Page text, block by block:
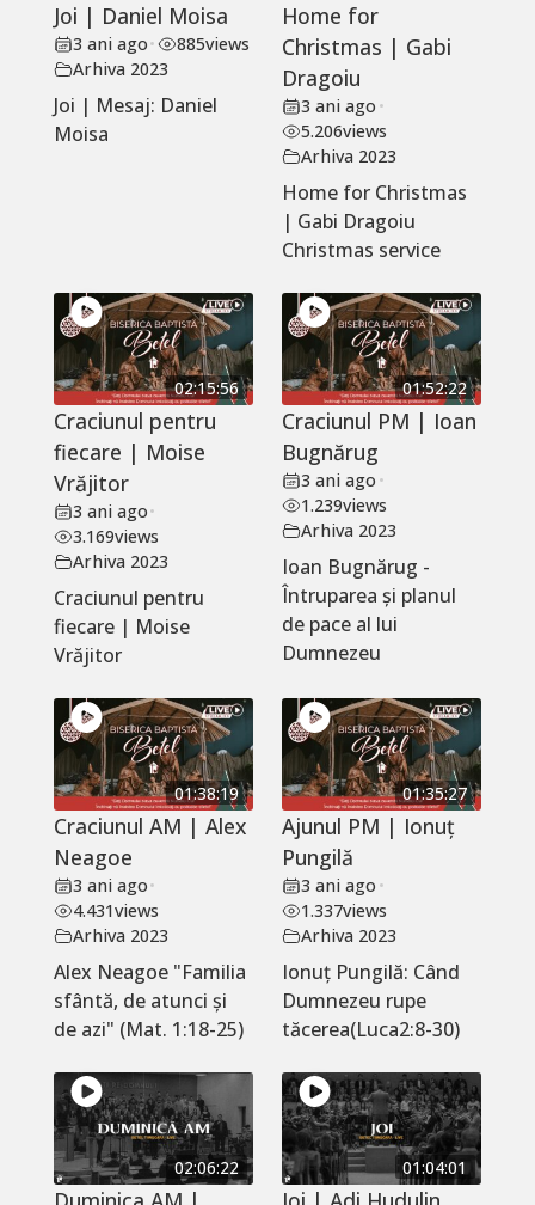
Joi | Daniel Moisa
3 ani ago• 885views
Arhiva 2023
Joi | Mesaj: Daniel
Moisa
Home for
Christmas | Gabi
Dragoiu
3 ani ago •
5.206views
Arhiva 2023
Home for Christmas
| Gabi Dragoiu
Christmas service
02:15:56
Craciunul pentru
fiecare | Moise
Vrăjitor
3 ani ago•
3.169views
Arhiva 2023
Craciunul pentru
fiecare | Moise
Vrăjitor
01:52:22
Craciunul PM | Ioan
Bugnărug
3 ani ago •
1.239views
Arhiva 2023
Ioan Bugnărug -
Întruparea și planul
de pace al lui
Dumnezeu
01:38:19
Craciunul AM | Alex
Neagoe
3 ani ago•
4.431views
Arhiva 2023
Alex Neagoe "Familia
sfântă, de atunci și
de azi" (Mat. 1:18-25)
01:35:27
Ajunul PM | Ionuț
Pungilă
3 ani ago •
1.337views
Arhiva 2023
Ionuț Pungilă: Când
Dumnezeu rupe
tăcerea(Luca2:8-30)
02:06:22 01:04:01